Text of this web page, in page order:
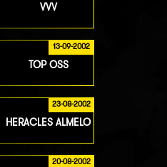
VVV
13-09-2002
TOP OSS
23-08-2002
HERACLES ALMELO
20-08-2002